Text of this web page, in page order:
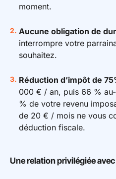
moment.
Aucune obligation de
interrompre votre
souhaitez.
Réduction d’impôt de
000 € / an, puis 66 %
% de votre revenu
de 20 € / mois ne vous
déduction fiscale.
Une relation privilégiée